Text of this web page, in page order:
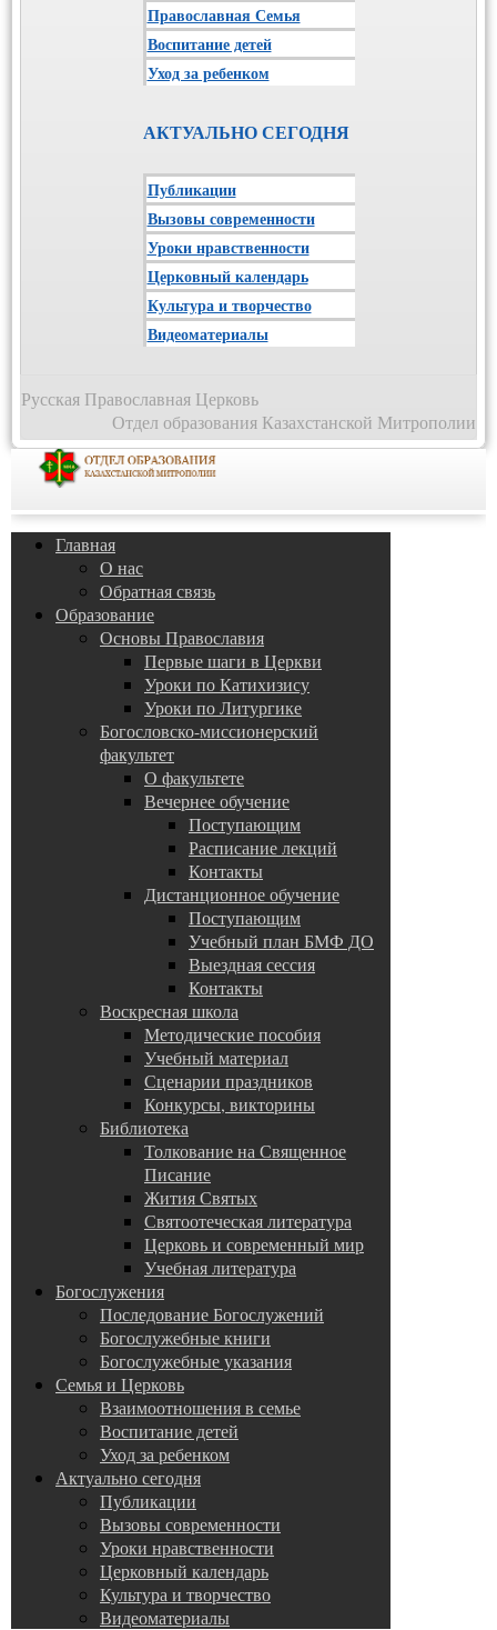
Православная Семья
Воспитание детей
Уход за ребенком
АКТУАЛЬНО СЕГОДНЯ
Публикации
Вызовы современности
Уроки нравственности
Церковный календарь
Культура и творчество
Видеоматериалы
Русская Православная Церковь
Отдел образования Казахстанской Митрополии
Главная
О нас
Обратная связь
Образование
Основы Православия
Первые шаги в Церкви
Уроки по Катихизису
Уроки по Литургике
Богословско-миссионерский
факультет
О факультете
Вечернее обучение
Поступающим
Расписание лекций
Контакты
Дистанционное обучение
Поступающим
Учебный план БМФ ДО
Выездная сессия
Контакты
Воскресная школа
Методические пособия
Учебный материал
Сценарии праздников
Конкурсы, викторины
Библиотека
Толкование на Священное
Писание
Жития Святых
Святоотеческая литература
Церковь и современный мир
Учебная литература
Богослужения
Последование Богослужений
Богослужебные книги
Богослужебные указания
Семья и Церковь
Взаимоотношения в семье
Воспитание детей
Уход за ребенком
Актуально сегодня
Публикации
Вызовы современности
Уроки нравственности
Церковный календарь
Культура и творчество
Видеоматериалы